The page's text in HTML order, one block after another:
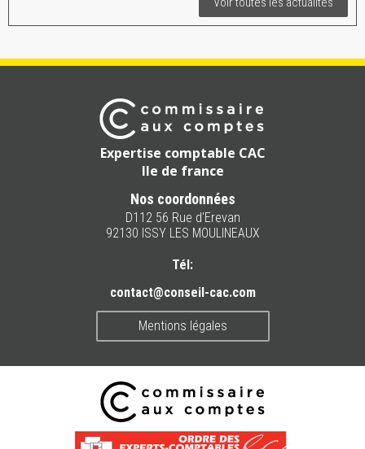
Expertise comptable CAC
Ile de france
Nos coordonnées
D112 56 Rue d'Erevan
92130 ISSY LES MOULINEAUX
Tél:
contact@conseil-cac.com
Mentions légales